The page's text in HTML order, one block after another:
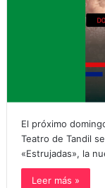
El próximo
Teatro de Tandil
«Estrujadas», la
Leer más »